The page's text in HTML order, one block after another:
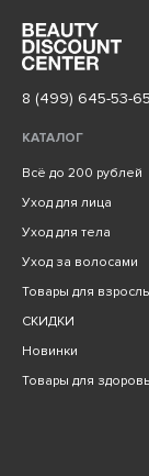
8 (499) 645-53-65
КАТАЛОГ
Всё до 200 рублей
Уход для лица
Уход для тела
Уход за волосами
Товары для
СКИДКИ
Новинки
Товары для